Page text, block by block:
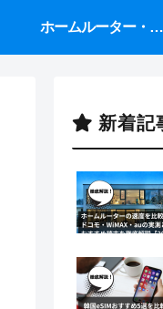
ホームルーター・置くだけWiFi
新着記